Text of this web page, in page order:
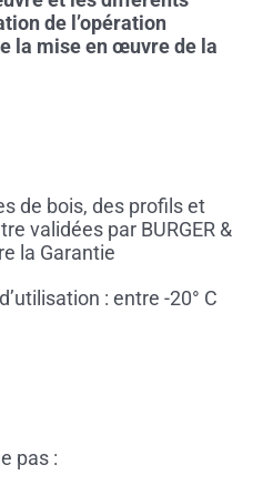
de l’opération
la mise en œuvre de la
de bois, des profils et
validées par BURGER &
la Garantie
: entre -20° C
pas :